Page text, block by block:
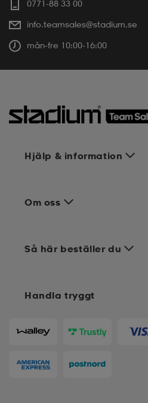
0771-88 33 00
info.teamsales@stadium.se
mån-fre 10:00-16:00
Hjälp & information
Om oss
Handla tryggt
Så här beställer du